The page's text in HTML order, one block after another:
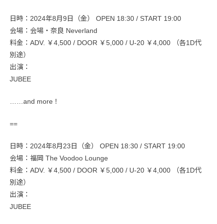
日時：2024年8月9日（金） OPEN 18:30 / START 19:00
会場：会場・奈良 Neverland
料金：ADV. ￥4,500 / DOOR ￥5,000 / U-20 ￥4,000 （各1D代
別途）
出演：
JUBEE
……and more！
==
日時：2024年8月23日（金） OPEN 18:30 / START 19:00
会場：福岡 The Voodoo Lounge
料金：ADV. ￥4,500 / DOOR ￥5,000 / U-20 ￥4,000 （各1D代
別途）
出演：
JUBEE